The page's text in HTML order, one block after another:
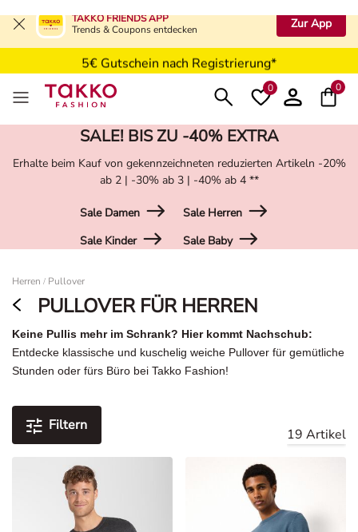
TAKKO FRIENDS APP
Trends & Coupons entdecken
Zur App
Kostenfreie Lieferung ab 49,99€
5€ Gutschein nach Registrierung*
0 0
SALE! BIS ZU -40% EXTRA
Erhalte beim Kauf von gekennzeichneten reduzierten Artikeln -20%
ab 2 | -30% ab 3 | -40% ab 4 **
Sale Damen
Sale Herren
Sale Kinder
Sale Baby
Herren / Pullover
PULLOVER FÜR HERREN
Keine Pullis mehr im Schrank? Hier kommt Nachschub:
Entdecke klassische und kuschelig weiche Pullover für gemütliche
Stunden oder fürs Büro bei Takko Fashion!
Filtern
19 Artikel